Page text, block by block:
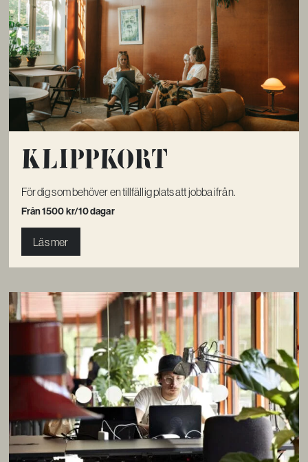
Klippkort
För dig som behöver en tillfällig plats att jobba ifrån.
Från 1500 kr/10 dagar
Läs mer